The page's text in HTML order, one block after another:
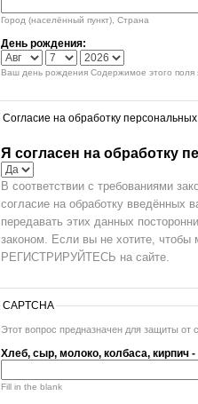
Город (населённый пункт), Страна
День рождения:
Ваш день рождения Содержимое этого поля
Согласие на обработку
Я согласен на обработку
В соответствии с требованиями
согласие на обработку
передавать этих данных
законом. Если вы не хотите,
РЕГИСТРИРУЙТЕСЬ на сайте.
CAPTCHA
Этот вопрос предназначен для защиты от
Хлеб, сыр, молоко, колбаса, кирпич
Fill in the blank